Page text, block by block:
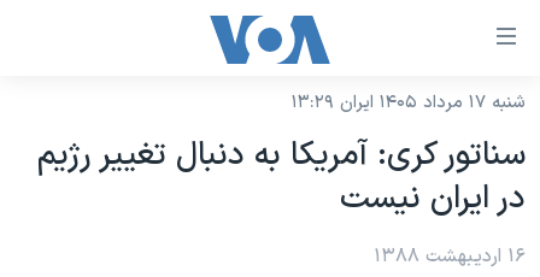
لینکهای
دسترسی
جهش
محتوای
اصلی
نسخه سبک وب‌سایت
موضوع ها
ایران
برنامه های تلویزیونی
شنبه ۱۷ مرداد ۱۴۰۵ ایران ۱۳:۲۹
سناتور کری: آمریکا به دنبال تغییر رژیم
در ایران نیست
۱۶ اردیبهشت ۱۳۸۸